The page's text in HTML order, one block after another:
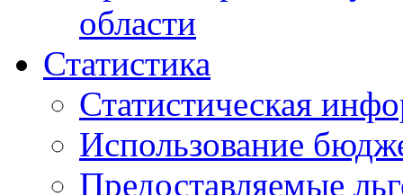
области
Статистика
Статистическая
Использование
Предоставляемые